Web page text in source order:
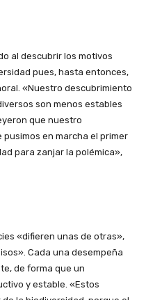
al descubrir los motivos
pues, hasta entonces,
«Nuestro descubrimiento
son menos estables
que nuestro
en marcha el primer
para zanjar la polémica»,
«difieren unas de otras»,
Cada una desempeña
de forma que un
y estable. «Estos